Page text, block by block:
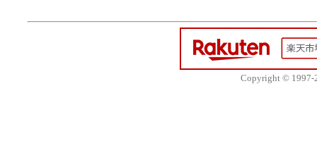
Copyright © 1997-